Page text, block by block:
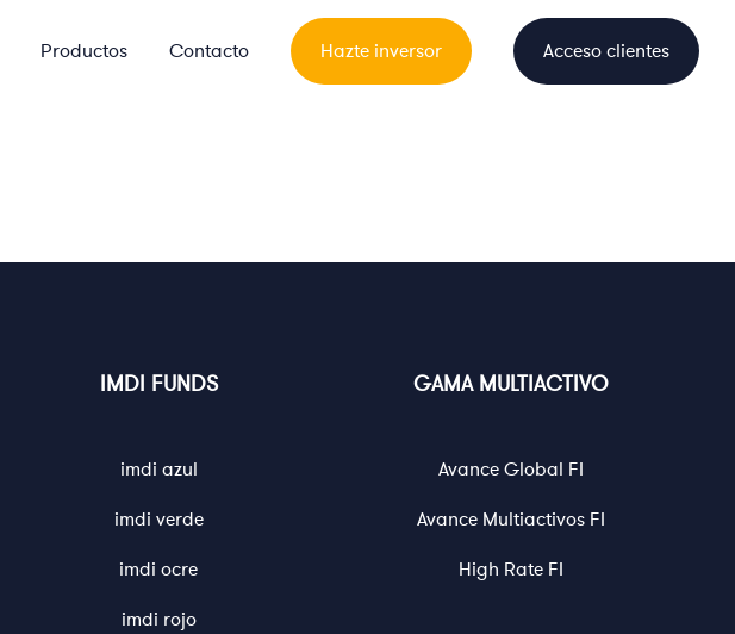
Productos Contacto Hazte inversor Acceso clientes
IMDI FUNDS
imdi azul
imdi verde
imdi ocre
imdi rojo
GAMA MULTIACTIVO
Avance Global FI
Avance Multiactivos FI
High Rate FI